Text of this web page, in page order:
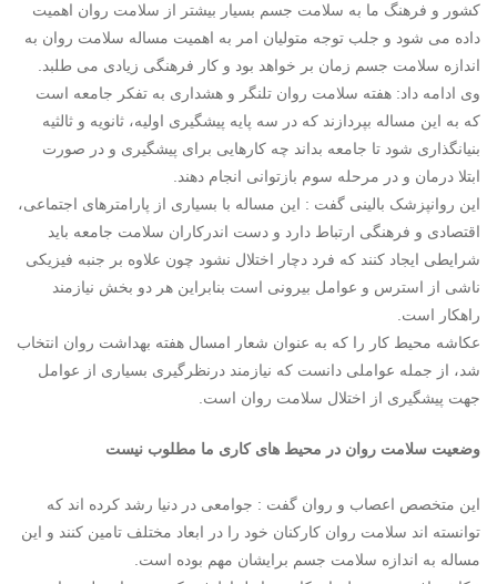
کشور و فرهنگ ما به سلامت جسم بسیار بیشتر از سلامت روان اهمیت
داده می شود و جلب توجه متولیان امر به اهمیت مساله سلامت روان به
اندازه سلامت جسم زمان بر خواهد بود و کار فرهنگی زیادی می طلبد.
وی ادامه داد: هفته سلامت روان تلنگر و هشداری به تفکر جامعه است
که به این مساله بپردازند که در سه پایه پیشگیری اولیه، ثانویه و ثالثیه
بنیانگذاری شود تا جامعه بداند چه کارهایی برای پیشگیری و در صورت
ابتلا درمان و در مرحله سوم بازتوانی انجام دهند.
این روانپزشک بالینی گفت : این مساله با بسیاری از پارامترهای اجتماعی،
اقتصادی و فرهنگی ارتباط دارد و دست اندرکاران سلامت جامعه باید
شرایطی ایجاد کنند که فرد دچار اختلال نشود چون علاوه بر جنبه فیزیکی
ناشی از استرس و عوامل بیرونی است بنابراین هر دو بخش نیازمند
راهکار است.
عکاشه محیط کار را که به عنوان شعار امسال هفته بهداشت روان انتخاب
شد، از جمله عواملی دانست که نیازمند درنظرگیری بسیاری از عوامل
جهت پیشگیری از اختلال سلامت روان است.
وضعیت سلامت روان در محیط های کاری ما مطلوب نیست
این متخصص اعصاب و روان گفت : جوامعی در دنیا رشد کرده اند که
توانسته اند سلامت روان کارکنان خود را در ابعاد مختلف تامین کنند و این
مساله به اندازه سلامت جسم برایشان مهم بوده است.